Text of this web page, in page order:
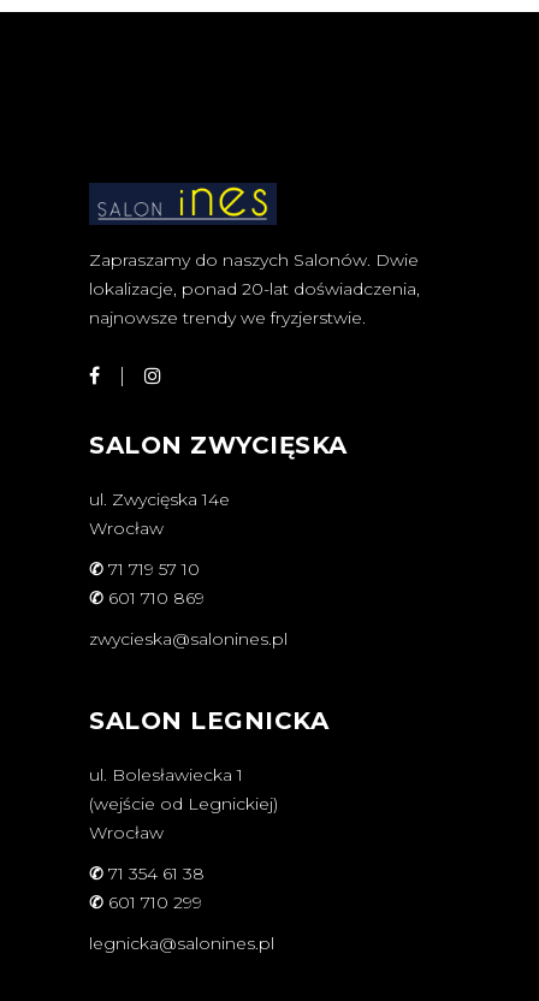
Zapraszamy do naszych Salonów. Dwie
lokalizacje, ponad 20-lat doświadczenia,
najnowsze trendy we fryzjerstwie.
SALON ZWYCIĘSKA
ul. Zwycięska 14e
Wrocław
✆ 71 719 57 10
✆ 601 710 869
zwycieska@salonines.pl
SALON LEGNICKA
ul. Bolesławiecka 1
(wejście od Legnickiej)
Wrocław
✆ 71 354 61 38
✆ 601 710 299
legnicka@salonines.pl